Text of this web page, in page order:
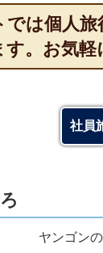
は個人旅
。お気軽
社員
ヤンゴン